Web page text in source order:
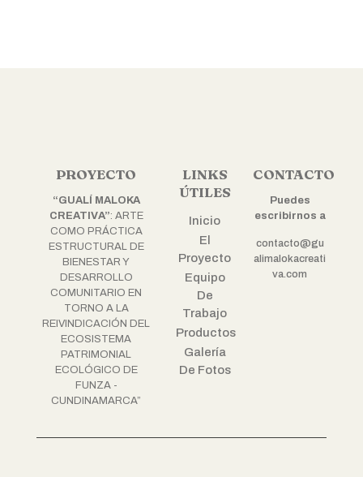
PROYECTO
“GUALÍ MALOKA
CREATIVA”: ARTE
COMO PRÁCTICA
ESTRUCTURAL DE
BIENESTAR Y
DESARROLLO
COMUNITARIO EN
TORNO A LA
REIVINDICACIÓN DEL
ECOSISTEMA
PATRIMONIAL
ECOLÓGICO DE
FUNZA -
CUNDINAMARCA”
LINKS
ÚTILES
Inicio
El
Proyecto
Equipo
De
Trabajo
Productos
Galería
De Fotos
CONTACTO
Puedes
escribirnos a
contacto@gu
alimalokacreati
va.com